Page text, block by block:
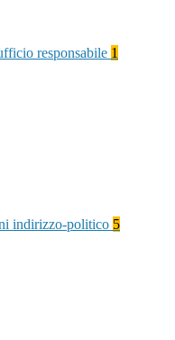
responsabile 1
indirizzo-politico 5